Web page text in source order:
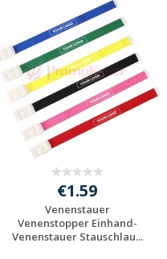
Individuelle
Werbeartikel
anfragen
€1.59
Venenstauer
Venenstopper Einhand-
Venenstauer Stauschlau...